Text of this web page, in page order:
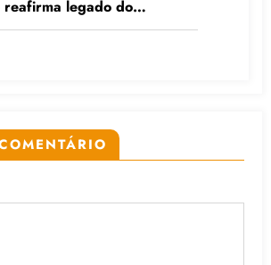
reafirma legado do